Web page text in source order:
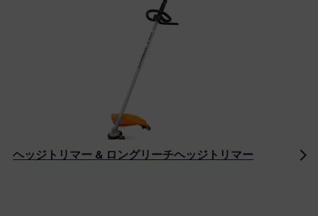
ヘッジトリマー & ロングリーチヘッジトリマー